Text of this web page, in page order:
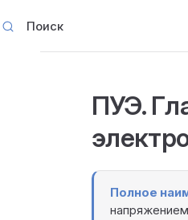
Поиск
ПУЭ.
Полное